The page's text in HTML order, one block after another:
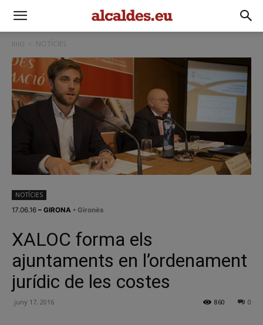
Inici NOTÍCIES
NOTÍCIES
17.06.16 – GIRONA • Gironès
XALOC forma els
ajuntaments en l’ordenament
jurídic de les costes
juny 17, 2016 0
860